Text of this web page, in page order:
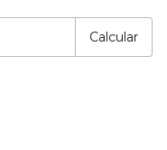
Calcular